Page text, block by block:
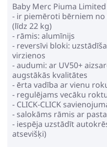
Baby Merc Piuma
- ir piemēroti bērniem no
(līdz 22 kg)
- rāmis: alumīnijs
- reversīvi bloki:
virzienos
- audumi: ar UV50+
augstākās kvalitātes
- ērta vadība ar vienu
- regulējams vecāku
- CLICK-CLICK
- salokāms rāmis ar
- iespēja uzstādīt
atsevišķi)